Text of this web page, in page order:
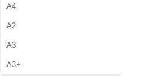
A4
A2
A3
A3+